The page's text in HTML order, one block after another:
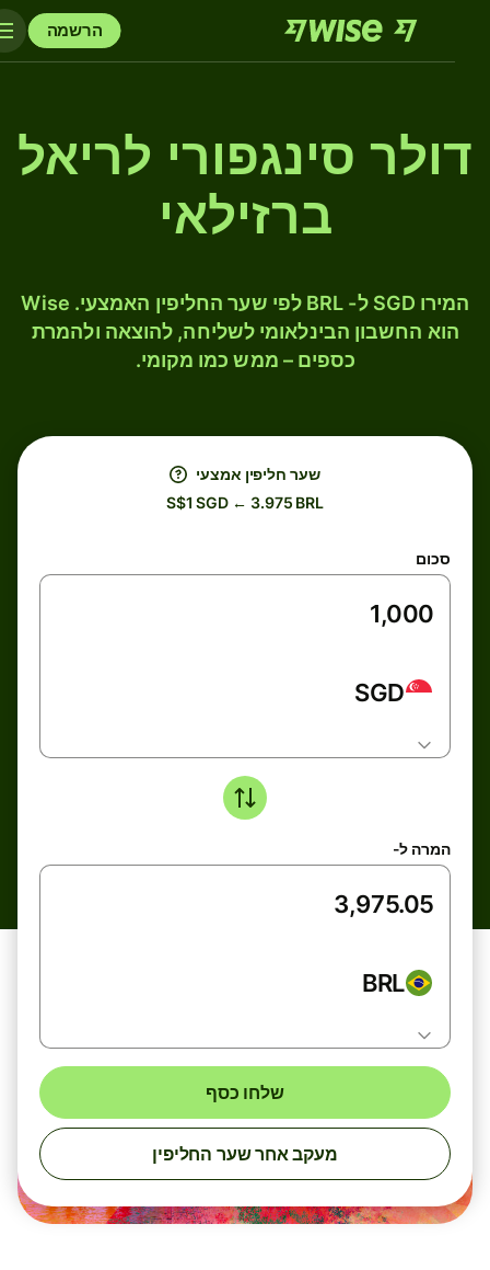
הרשמה
דולר סינגפורי לריאל
ברזילאי
המירו SGD ל- BRL לפי שער החליפין האמצעי. Wise
הוא החשבון הבינלאומי לשליחה, להוצאה ולהמרת
כספים – ממש כמו מקומי.
שער חליפין אמצעי
S$1 SGD ← 3.975 BRL
סכום
SGD
המרה ל-
BRL
שלחו כסף
מעקב אחר שער החליפין